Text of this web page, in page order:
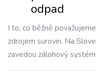
odpad
I to, co běžně
zdrojem surovin. Na
zavedou zálohový